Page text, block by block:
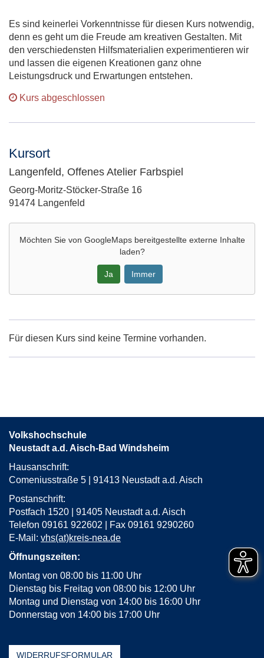
Es sind keinerlei Vorkenntnisse für diesen Kurs notwendig,
denn es geht um die Freude am kreativen Gestalten. Mit
den verschiedensten Hilfsmaterialien experimentieren wir
und lassen die eigenen Kreationen ganz ohne
Leistungsdruck und Erwartungen entstehen.
Kurs abgeschlossen
Kursort
Langenfeld, Offenes Atelier Farbspiel
Adresse:
Georg-Moritz-Stöcker-Straße 16
91474 Langenfeld
Möchten Sie von GoogleMapsbereitgestellte externe Inhalte
laden?
Ja Immer
Maps
Karte
Langenfeld,
Fenster
öffnen
Für diesen Kurs sind keine Termine vorhanden.
Volkshochschule
Neustadt a.d. Aisch-Bad Windsheim
Hausanschrift:
Comeniusstraße 5 | 91413 Neustadt a.d. Aisch
Postanschrift:
Postfach 1520 | 91405 Neustadt a.d. Aisch
Telefon 09161 922602 | Fax 09161 9290260
E-Mail: vhs(at)kreis-nea.de
Öffnungszeiten:
Montag von 08:00 bis 11:00 Uhr
Dienstag bis Freitag von 08:00 bis 12:00 Uhr
Montag und Dienstag von 14:00 bis 16:00 Uhr
Donnerstag von 14:00 bis 17:00 Uhr
WIDERRUFSFORMULAR